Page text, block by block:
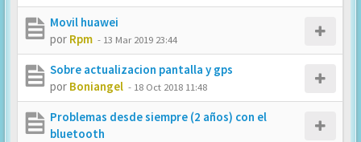
Movil huawei
por Rpm - 13 Mar 2019 23:44
Sobre actualizacion pantalla y gps
por Boniangel - 18 Oct 2018 11:48
Problemas desde siempre (2 años) con el
bluetooth